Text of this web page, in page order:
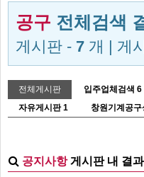
공구 전체검색
게시판 - 7 개 | 게
전체게시판 입주업체검색 6
자유게시판 1 창원기계공구
공지사항게시판 내 결과